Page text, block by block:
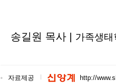
송길원 목사 | 가족생
자료제공 http://